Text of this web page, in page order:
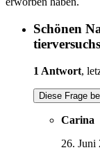
Schönen
1 Antwort,
Diese Frage
Carina
26. Juni